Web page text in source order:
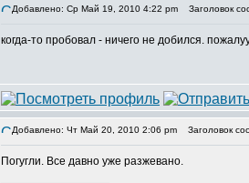
Добавлено: Ср Май 19, 2010 4:22 pm Заголовок
когда-то пробовал - ничего не добился.
Добавлено: Чт Май 20, 2010 2:06 pm Заголовок
Погугли. Все давно уже разжевано.